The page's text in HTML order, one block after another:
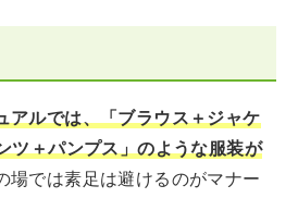
アルでは、「ブラウス＋ジャケ
ツ＋パンプス」のような服装が
場では素足は避けるのがマナー